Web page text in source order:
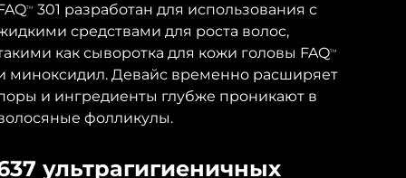
TM
301 разработан для использования с
средствами для роста волос,
как сыворотка для кожи головы FAQTM
миноксидил. Девайс временно расширяет
и ингредиенты глубже проникают в
фолликулы.
ультрагигиеничных